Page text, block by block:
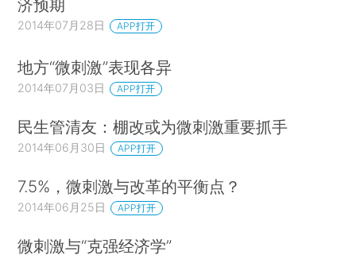
济预期
2014年07月28日 APP打开
地方“微刺激”表现各异
2014年07月03日 APP打开
民生管清友：棚改或为微刺激重要抓手
2014年06月30日 APP打开
7.5%，微刺激与改革的平衡点？
2014年06月25日 APP打开
微刺激与“克强经济学”